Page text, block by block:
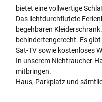
ß
e
n
a
n
s
i
c
a
r
t
e
n
bietet eine vollwertige
Das lichtdurchflutete
begehbaren
behindertengerecht. Es
Sat-TV sowie kostenloses
In unserem Nichtraucher-
mitbringen.
Haus, Parkplatz und